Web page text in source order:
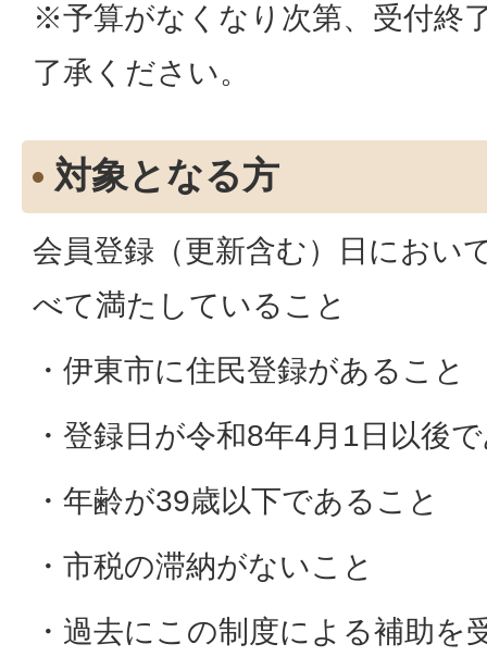
※予算がなくなり次第、受付終
了承ください。
対象となる方
会員登録（更新含む）日におい
べて満たしていること
・伊東市に住民登録があること
・登録日が令和8年4月1日以後
・年齢が39歳以下であること
・市税の滞納がないこと
・過去にこの制度による補助を